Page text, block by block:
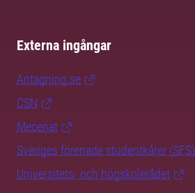
Externa ingångar
Antagning.se
CSN
Mecenat
Sveriges förenade studentkårer (SFS)
Universitets- och högskolerådet